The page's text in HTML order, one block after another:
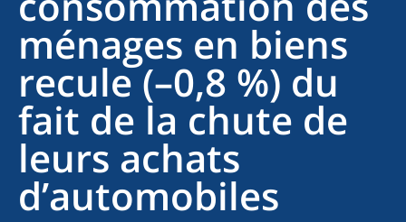
ménages en biens
recule (–0,8 %) du
fait de la chute de
leurs achats
d’automobiles